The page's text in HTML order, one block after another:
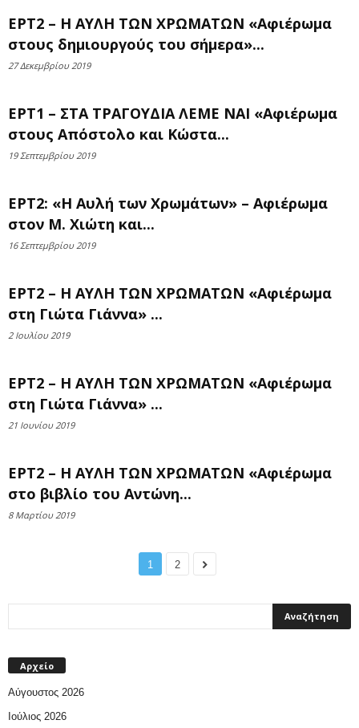
ΕΡΤ2 – Η ΑΥΛΗ ΤΩΝ ΧΡΩΜΑΤΩΝ «Αφιέρωμα
στους δημιουργούς του σήμερα»...
27 Δεκεμβρίου 2019
ΕΡΤ1 – ΣΤΑ ΤΡΑΓΟΥΔΙΑ ΛΕΜΕ ΝΑΙ «Αφιέρωμα
στους Απόστολο και Κώστα...
19 Σεπτεμβρίου 2019
ΕΡΤ2: «Η Αυλή των Χρωμάτων» – Αφιέρωμα
στον Μ. Χιώτη και...
16 Σεπτεμβρίου 2019
ΕΡΤ2 – Η ΑΥΛΗ ΤΩΝ ΧΡΩΜΑΤΩΝ «Αφιέρωμα
στη Γιώτα Γιάννα» ...
2 Ιουλίου 2019
ΕΡΤ2 – Η ΑΥΛΗ ΤΩΝ ΧΡΩΜΑΤΩΝ «Αφιέρωμα
στη Γιώτα Γιάννα» ...
21 Ιουνίου 2019
ΕΡΤ2 – Η ΑΥΛΗ ΤΩΝ ΧΡΩΜΑΤΩΝ «Αφιέρωμα
στο βιβλίο του Αντώνη...
8 Μαρτίου 2019
1 2
Αρχείο
Αύγουστος 2026
Ιούλιος 2026